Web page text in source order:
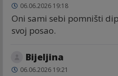
06.06.2026 19:18
Oni sami sebi pomništi
svoj posao.
Bijeljina
06.06.2026 19:21